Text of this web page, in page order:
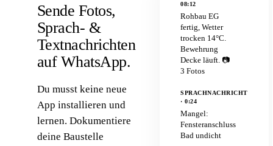
Sende Fotos,
Sprach- &
Textnachrichten
auf WhatsApp.
Du musst keine neue
App installieren und
lernen. Dokumentiere
deine Baustelle
08:12
Rohbau EG
fertig, Wetter
trocken 14°C.
Bewehrung
Decke läuft. 📷
3 Fotos
SPRACHNACHRICHT
· 0:24
Mangel:
Fensteranschluss
Bad undicht